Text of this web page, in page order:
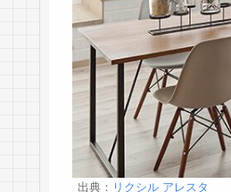
出典： リクシル アレスタ